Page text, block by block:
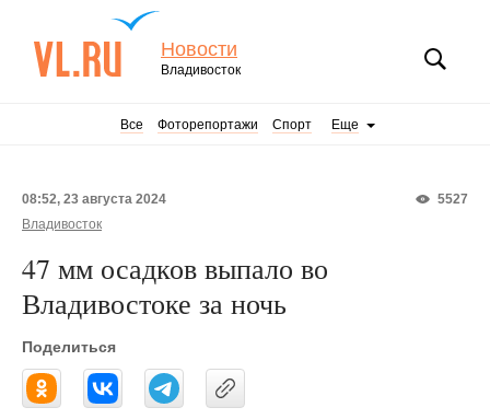
Новости
Владивосток
Все Фоторепортажи Спорт Еще
5527
08:52, 23 августа 2024
Владивосток
47 мм осадков выпало во
Владивостоке за ночь
Поделиться